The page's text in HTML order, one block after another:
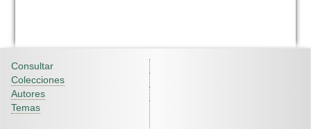
Consultar
Colecciones
Autores
Temas